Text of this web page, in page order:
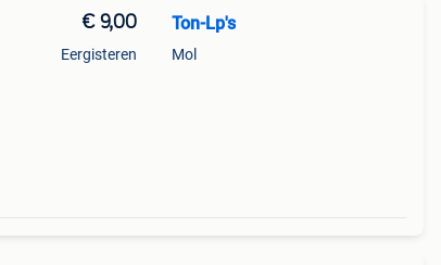
€ 9,00
Eergisteren
Ton-Lp's
Mol